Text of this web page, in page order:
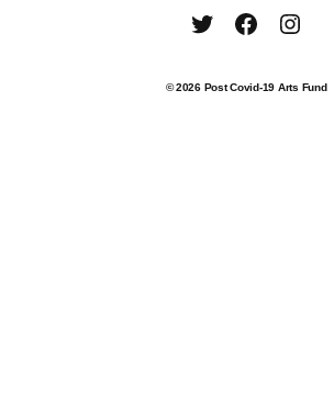
TwitterFacebook
© 2026 Post Covid-19 Arts Fund